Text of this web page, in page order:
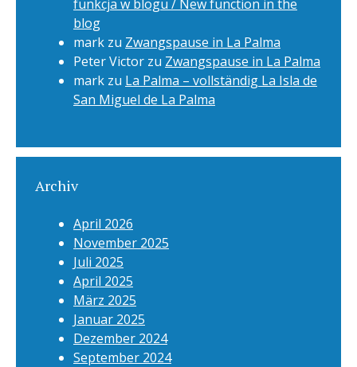
funkcja w blogu / New function in the
blog
mark zu Zwangspause in La Palma
Peter Victor zu Zwangspause in La Palma
mark zu La Palma – vollständig La Isla de
San Miguel de La Palma
Archiv
April 2026
November 2025
Juli 2025
April 2025
März 2025
Januar 2025
Dezember 2024
September 2024